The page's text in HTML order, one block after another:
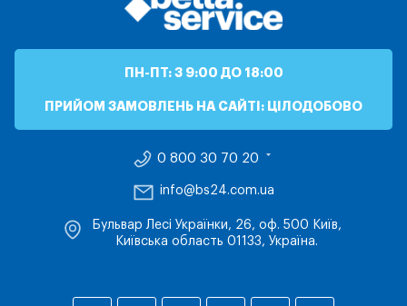
ПН-ПТ: З 9:00 ДО 18:00
ПРИЙОМ ЗАМОВЛЕНЬ НА САЙТІ: ЦІЛОДОБОВО
0 800 30 70 20
info@bs24.com.ua
Бульвар Лесі Українки, 26, оф. 500 Київ,
Київська область 01133, Україна.